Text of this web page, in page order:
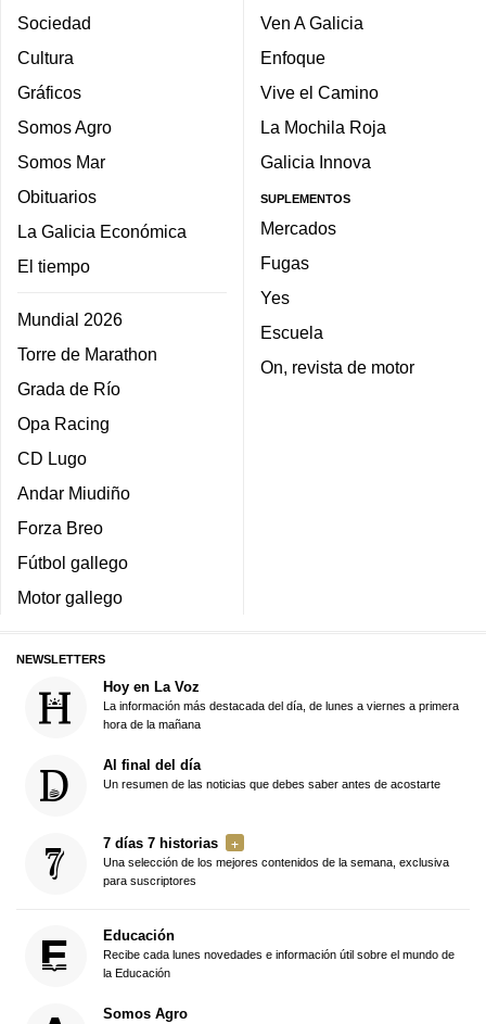
Sociedad
Cultura
Gráficos
Somos Agro
Somos Mar
Obituarios
La Galicia Económica
El tiempo
Mundial 2026
Torre de Marathon
Grada de Río
Opa Racing
CD Lugo
Andar Miudiño
Forza Breo
Fútbol gallego
Motor gallego
Ven A Galicia
Enfoque
Vive el Camino
La Mochila Roja
Galicia Innova
SUPLEMENTOS
Mercados
Fugas
Yes
Escuela
On, revista de motor
NEWSLETTERS
Hoy en La Voz
La información más destacada del día, de lunes a viernes a primera
hora de la mañana
Al final del día
Un resumen de las noticias que debes saber antes de acostarte
7 días 7 historias
Una selección de los mejores contenidos de la semana, exclusiva
para suscriptores
Educación
Recibe cada lunes novedades e información útil sobre el mundo de
la Educación
Somos Agro